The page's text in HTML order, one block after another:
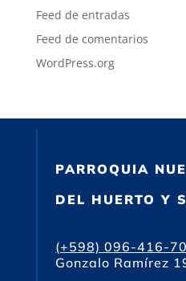
Feed de entradas
Feed de comentarios
WordPress.org
PARROQUIA
DEL HUERTO Y
(+598) 096-416-
Gonzalo Ramírez